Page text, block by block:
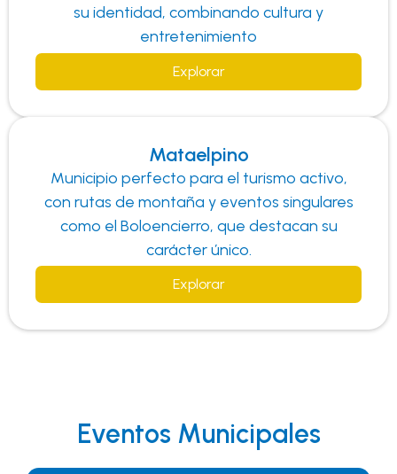
su identidad, combinando cultura y
entretenimiento
Explorar
Mataelpino
Municipio perfecto para el turismo activo,
con rutas de montaña y eventos singulares
como el Boloencierro, que destacan su
carácter único.
Explorar
Eventos Municipales